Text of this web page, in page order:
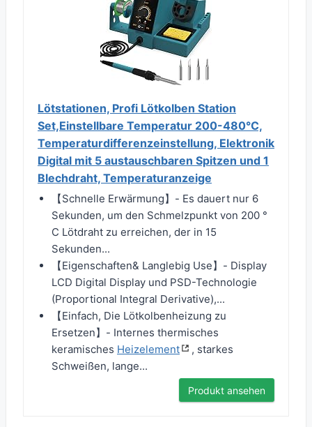
Lötstationen, Profi Lötkolben Station
Set,Einstellbare Temperatur 200-480°C,
Temperaturdifferenzeinstellung, Elektronik
Digital mit 5 austauschbaren Spitzen und 1
Blechdraht, Temperaturanzeige
【Schnelle Erwärmung】- Es dauert nur 6
Sekunden, um den Schmelzpunkt von 200 °
C Lötdraht zu erreichen, der in 15
Sekunden...
【Eigenschaften& Langlebig Use】- Display
LCD Digital Display und PSD-Technologie
(Proportional Integral Derivative),...
【Einfach, Die Lötkolbenheizung zu
Ersetzen】- Internes thermisches
keramisches Heizelement
, starkes
Schweißen, lange...
Produkt ansehen